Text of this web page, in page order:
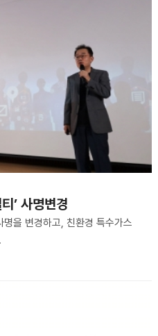
’ 사명변경
명을 변경하고, 친환경 특수가스